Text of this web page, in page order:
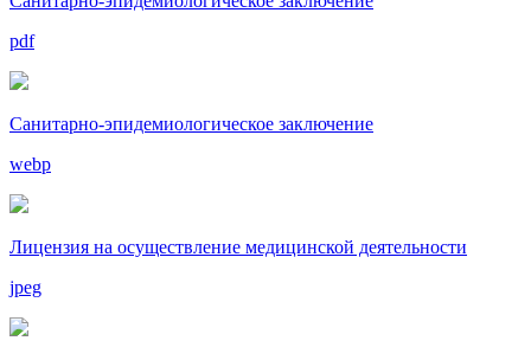
pdf
Санитарно-эпидемиологическое заключение
webp
Лицензия на осуществление медицинской деятельности
jpeg